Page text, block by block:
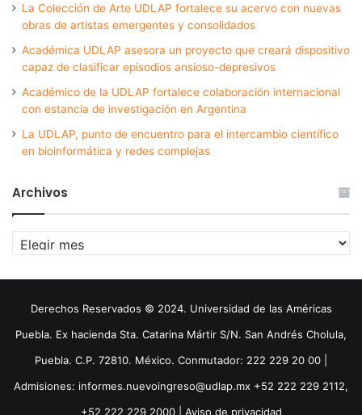
La Colección de Arte UDLAP fortalece su acervo con nuevas
obras de artistas emergentes y consolidados
Académica UDLAP asesora un proyecto que creará dispositivo
capaz de clasificar episodios ansioso-depresivos
Académico de la UDLAP fortalece colaboración internacional
con estancia de investigación en Argentina
La UDLAP, punto de encuentro para el intercambio científico
en bioinformática y redes complejas
Archivos
Archivos
Derechos Reservados © 2024. Universidad de las Américas
Puebla. Ex hacienda Sta. Catarina Mártir S/N. San Andrés Cholula,
Puebla. C.P. 72810. México. Conmutador: 222 229 20 00 |
Admisiones: informes.nuevoingreso@udlap.mx +52 222 229 2112,
+52 222 229 2000 | Aviso de privacidad